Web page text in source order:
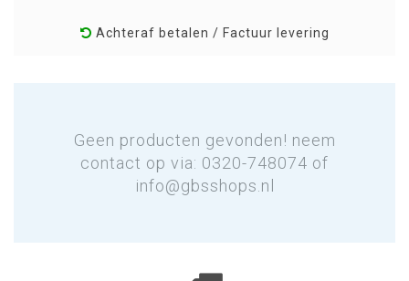
Achteraf betalen / Factuur levering
Geen producten gevonden! neem
contact op via: 0320-748074 of
info@gbsshops.nl